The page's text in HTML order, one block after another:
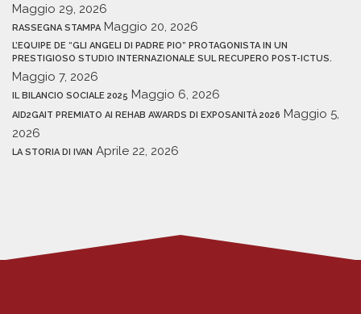
Maggio 29, 2026
RASSEGNA STAMPA Maggio 20, 2026
L’EQUIPE DE “GLI ANGELI DI PADRE PIO” PROTAGONISTA IN UN
PRESTIGIOSO STUDIO INTERNAZIONALE SUL RECUPERO POST-ICTUS.
Maggio 7, 2026
IL BILANCIO SOCIALE 2025 Maggio 6, 2026
AID2GAIT PREMIATO AI REHAB AWARDS DI EXPOSANITÀ 2026 Maggio 5,
2026
LA STORIA DI IVAN Aprile 22, 2026